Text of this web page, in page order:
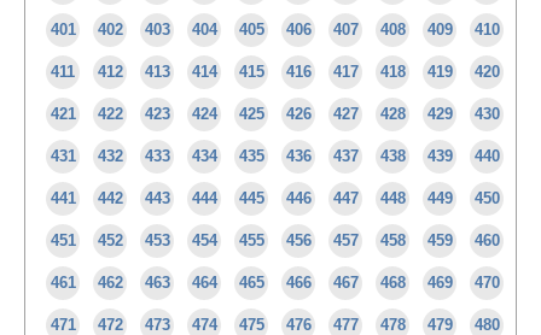
401 402 403 404 405 406 407 408 409 410
411 412 413 414 415 416 417 418 419 420
421 422 423 424 425 426 427 428 429 430
431 432 433 434 435 436 437 438 439 440
441 442 443 444 445 446 447 448 449 450
451 452 453 454 455 456 457 458 459 460
461 462 463 464 465 466 467 468 469 470
471 472 473 474 475 476 477 478 479 480